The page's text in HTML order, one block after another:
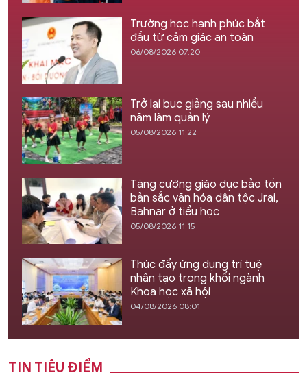
Trường học hạnh phúc bắt
đầu từ cảm giác an toàn
06/08/2026 07:20
Trở lại bục giảng sau nhiều
năm làm quản lý
05/08/2026 11:22
Tăng cường giáo dục bảo tồn
bản sắc văn hóa dân tộc Jrai,
Bahnar ở tiểu học
05/08/2026 11:15
Thúc đẩy ứng dụng trí tuệ
nhân tạo trong khối ngành
Khoa học xã hội
04/08/2026 08:01
TIN TIÊU ĐIỂM